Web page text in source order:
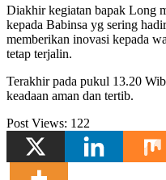
Diakhir kegiatan bapak Long
kepada Babinsa yg sering
memberikan inovasi kepada
tetap terjalin.
Terakhir pada pukul 13.20
keadaan aman dan tertib.
Post Views: 122